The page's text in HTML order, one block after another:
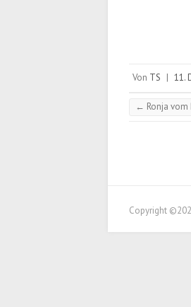
Von TS | 11.
← Ronja
Copyright